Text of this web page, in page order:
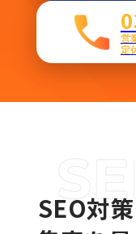
営
定
SEO対